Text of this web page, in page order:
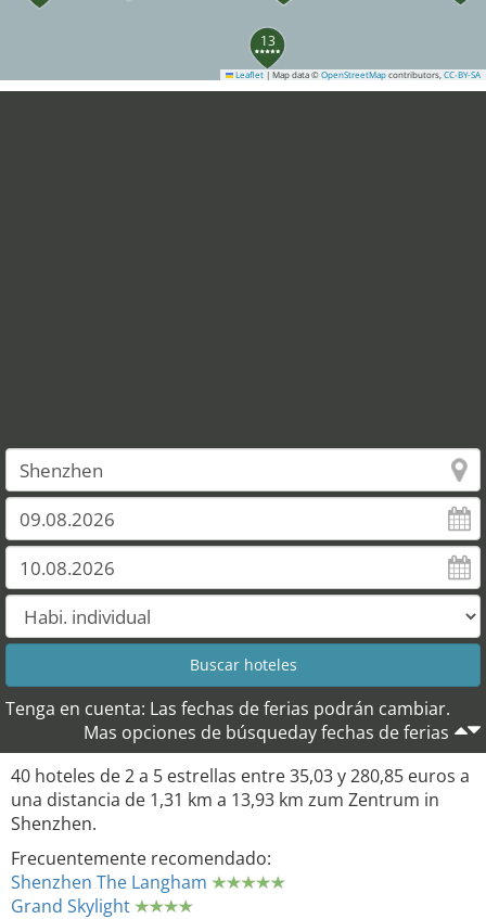
13
Leaflet | Map data © OpenStreetMap contributors, CC-BY-SA
Tenga en cuenta: Las fechas de ferias podrán cambiar.
Mas opciones de búsqueday fechas de ferias
40 hoteles de 2 a 5 estrellas entre 35,03 y 280,85 euros a
una distancia de 1,31 km a 13,93 km zum Zentrum in
Shenzhen.
Frecuentemente recomendado:
Shenzhen The Langham
Grand Skylight